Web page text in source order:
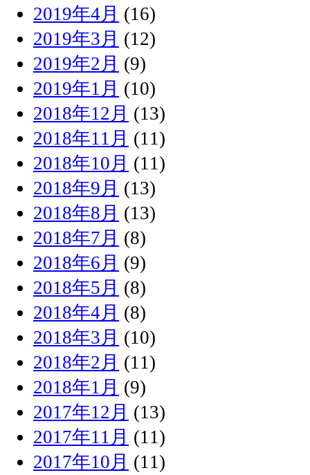
2019年4月 (16)
2019年3月 (12)
2019年2月 (9)
2019年1月 (10)
2018年12月 (13)
2018年11月 (11)
2018年10月 (11)
2018年9月 (13)
2018年8月 (13)
2018年7月 (8)
2018年6月 (9)
2018年5月 (8)
2018年4月 (8)
2018年3月 (10)
2018年2月 (11)
2018年1月 (9)
2017年12月 (13)
2017年11月 (11)
2017年10月 (11)